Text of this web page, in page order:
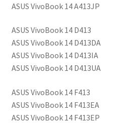
ASUS VivoBook 14 A413JP
ASUS VivoBook 14 D413
ASUS VivoBook 14 D413DA
ASUS VivoBook 14 D413IA
ASUS VivoBook 14 D413UA
ASUS VivoBook 14 F413
ASUS VivoBook 14 F413EA
ASUS VivoBook 14 F413EP